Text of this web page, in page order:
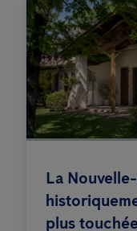
La
plus